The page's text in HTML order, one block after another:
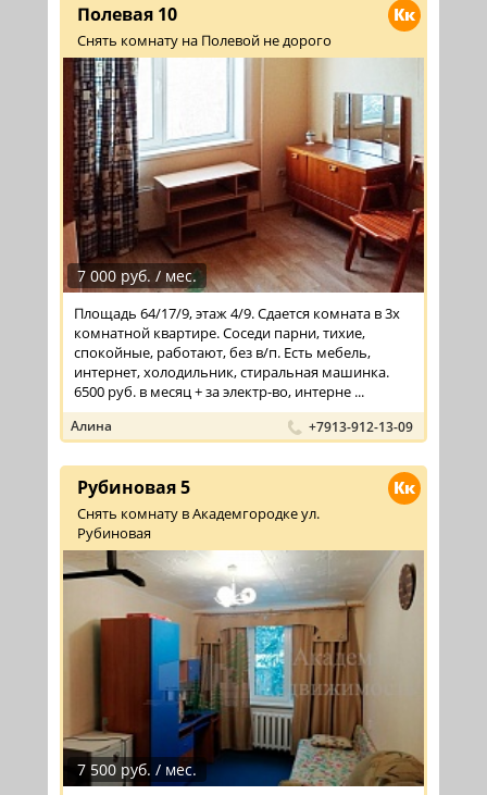
Кк
Полевая 10
Снять комнату на Полевой не дорого
7 000 руб. / мес.
Площадь 64/17/9, этаж 4/9. Сдается комната в 3х
комнатной квартире. Соседи парни, тихие,
спокойные, работают, без в/п. Есть мебель,
интернет, холодильник, стиральная машинка.
6500 руб. в месяц + за электр-во, интерне ...
Алина +7913-912-13-09
Кк
Рубиновая 5
Снять комнату в Академгородке ул.
Рубиновая
7 500 руб. / мес.